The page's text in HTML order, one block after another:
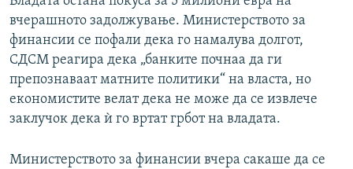
вчерашното задолжување. Министерството за
финансии се пофали дека го намалува долгот,
СДСМ реагира дека „банките почнаа да ги
препознаваат матните политики“ на власта, но
економистите велат дека не може да се извлече
заклучок дека ѝ го вртат грбот на владата.
Министерството за финансии вчера сакаше да се